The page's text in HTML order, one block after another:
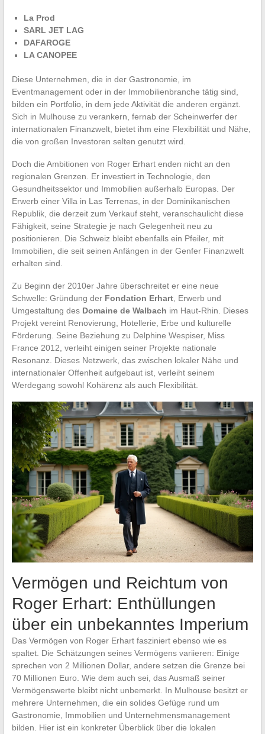
La Prod
SARL JET LAG
DAFAROGE
LA CANOPEE
Diese Unternehmen, die in der Gastronomie, im
Eventmanagement oder in der Immobilienbranche tätig sind,
bilden ein Portfolio, in dem jede Aktivität die anderen ergänzt.
Sich in Mulhouse zu verankern, fernab der Scheinwerfer der
internationalen Finanzwelt, bietet ihm eine Flexibilität und Nähe,
die von großen Investoren selten genutzt wird.
Doch die Ambitionen von Roger Erhart enden nicht an den
regionalen Grenzen. Er investiert in Technologie, den
Gesundheitssektor und Immobilien außerhalb Europas. Der
Erwerb einer Villa in Las Terrenas, in der Dominikanischen
Republik, die derzeit zum Verkauf steht, veranschaulicht diese
Fähigkeit, seine Strategie je nach Gelegenheit neu zu
positionieren. Die Schweiz bleibt ebenfalls ein Pfeiler, mit
Immobilien, die seit seinen Anfängen in der Genfer Finanzwelt
erhalten sind.
Zu Beginn der 2010er Jahre überschreitet er eine neue
Schwelle: Gründung der Fondation Erhart, Erwerb und
Umgestaltung des Domaine de Walbach im Haut-Rhin. Dieses
Projekt vereint Renovierung, Hotellerie, Erbe und kulturelle
Förderung. Seine Beziehung zu Delphine Wespiser, Miss
France 2012, verleiht einigen seiner Projekte nationale
Resonanz. Dieses Netzwerk, das zwischen lokaler Nähe und
internationaler Offenheit aufgebaut ist, verleiht seinem
Werdegang sowohl Kohärenz als auch Flexibilität.
Vermögen und Reichtum von
Roger Erhart: Enthüllungen
über ein unbekanntes Imperium
Das Vermögen von Roger Erhart fasziniert ebenso wie es
spaltet. Die Schätzungen seines Vermögens variieren: Einige
sprechen von 2 Millionen Dollar, andere setzen die Grenze bei
70 Millionen Euro. Wie dem auch sei, das Ausmaß seiner
Vermögenswerte bleibt nicht unbemerkt. In Mulhouse besitzt er
mehrere Unternehmen, die ein solides Gefüge rund um
Gastronomie, Immobilien und Unternehmensmanagement
bilden. Hier ist ein konkreter Überblick über die lokalen